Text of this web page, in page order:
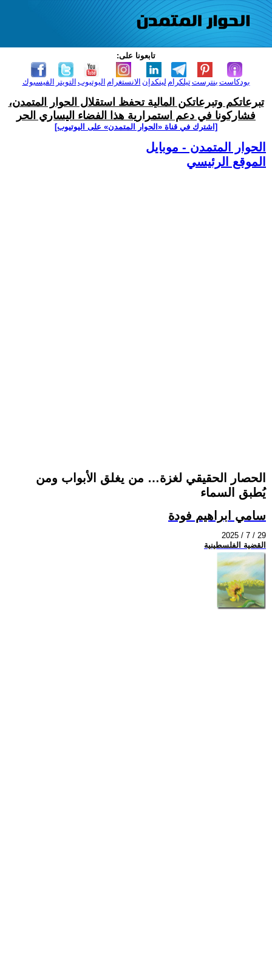
تابعونا على:
الفيسبوك التويتر اليوتيوب الانستغرام لينكدإن تيلكرامبنترست بودكاست
تبرعاتكم وتبرعاتكن المالية تحفظ استقلال الحوار المتمدن،
فشاركونا في دعم استمرارية هذا الفضاء اليساري الحر
[اشترك في قناة ‫«الحوار المتمدن» على اليوتيوب]
الحوار المتمدن - موبايل
الموقع الرئيسي
الحصار الحقيقي لغزة… من يغلق الأبواب ومن
يُطبق السماء
سامي ابراهيم فودة
2025 / 7 / 29
القضية الفلسطينية